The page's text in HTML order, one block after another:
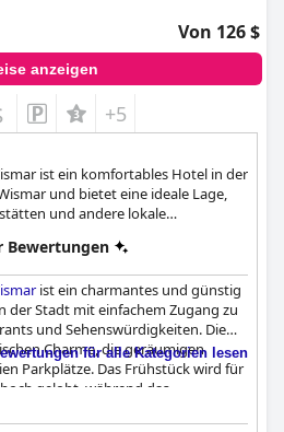
Von 126 $
anzeigen
+5
ist ein komfortables Hotel in der
und bietet eine ideale Lage,
und andere lokale
ausgestattet und bieten den
Das hoteleigene
von Fischgerichten und
Tagesgerichte mit saisonalen
Das Hotel bietet außerdem zwei
dem Aufzug barrierefrei zugänglich
am Haus für diejenigen, die mit
Bewertungen
ist ein charmantes und günstig
der Stadt mit einfachem Zugang zu
und Sehenswürdigkeiten. Die
Charme, die geräumigen
Parkplätze. Das Frühstück wird für
gelobt, während das
aus der Region stammend
ist durchweg freundlich und
für alle Kategorien lesen